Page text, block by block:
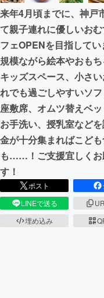
まちづくり
CAMPFIRE for
CAMPFIREふ
来年4月頃までに、神戸
て親子連れに優しいお
フェOPENを目指して
規模ながら絵本やおも
キッズスペース、小さ
れでも過ごしやすいソ
座敷席、オムツ替えベ
お手洗い、授乳室など
金が十分集まればこど
も……！ご支援宜しくお
す！
ポスト
LINEで送る
埋め込み